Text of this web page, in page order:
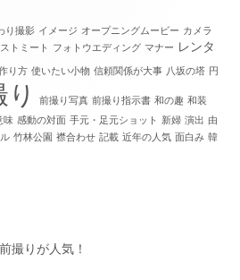
り撮影 イメージ オープニングムービー カメラ
トミート フォトウエディング マナー レンタ
り方 使いたい小物 信頼関係が大事 八坂の塔 円
前撮り写真 前撮り指示書 和の趣 和装
味 感動の対面 手元・足元ショット 新婦 演出 由
竹林公園 襟合わせ 記載 近年の人気 面白み 韓
撮りが人気！